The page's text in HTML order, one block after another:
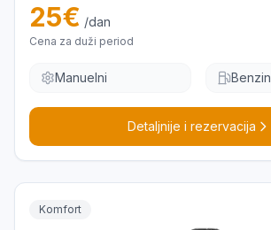
25€ /dan
Cena za duži period
Manuelni Benzin
Detaljnije i rezervacija
Komfort